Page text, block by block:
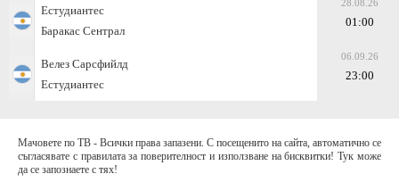
Естудиантес
Баракас Сентрал
28.08.26
01:00
Велез Сарсфийлд
Естудиантес
06.09.26
23:00
Мачовете по ТВ - Всички права запазени. С посещенито на сайта, автоматично се
съгласявате с правилата за поверителност и използване на бисквитки! Тук може
да се запознаете с тях!